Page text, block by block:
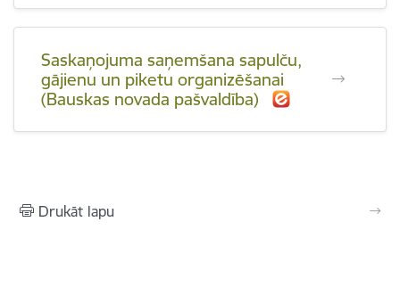
Saskaņojuma saņemšana sapulču,
gājienu un piketu organizēšanai
(Bauskas novada pašvaldība)
Drukāt lapu